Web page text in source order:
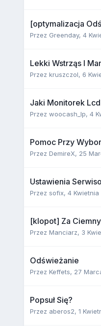
[optymalizacja
Przez Greenday, 4
Lekki Wstrząs I
Przez kruszczol, 6
Jaki Monitorek
Przez woocash_lp, 4
Pomoc Przy
Przez DemireX, 25
Ustawienia
Przez sofix, 4 Kwietnia
[klopot] Za Ciemny
Przez Manciarz, 3
Odświeżanie
Przez Keffets, 27
Popsuł Się?
Przez aberos2, 1